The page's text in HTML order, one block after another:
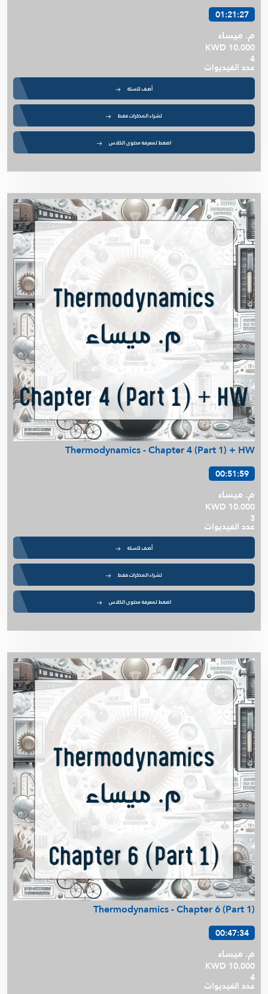
01:21:27
م. ميساء
KWD 10.000
4
عدد الفيديوات
أضف للسلة
لشراء المذكرات فقط
اضغط لمعرفة محتوى الكلاس
Thermodynamics - Chapter 4 (Part 1) + HW
00:51:59
م. ميساء
KWD 10.000
3
عدد الفيديوات
أضف للسلة
لشراء المذكرات فقط
اضغط لمعرفة محتوى الكلاس
Thermodynamics - Chapter 6 (Part 1)
00:47:34
م. ميساء
KWD 10.000
4
عدد الفيديوات